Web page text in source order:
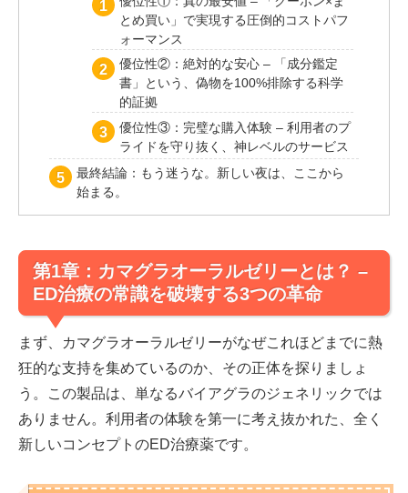
とめ買い」で実現する圧倒的コストパフ
ォーマンス
優位性②：絶対的な安心 – 「成分鑑定
書」という、偽物を100%排除する科学
的証拠
優位性③：完璧な購入体験 – 利用者のプ
ライドを守り抜く、神レベルのサービス
最終結論：もう迷うな。新しい夜は、ここから
始まる。
第1章：カマグラオーラルゼリーとは？ –
ED治療の常識を破壊する3つの革命
まず、カマグラオーラルゼリーがなぜこれほどまでに熱
狂的な支持を集めているのか、その正体を探りましょ
う。この製品は、単なるバイアグラのジェネリックでは
ありません。利用者の体験を第一に考え抜かれた、全く
新しいコンセプトのED治療薬です。